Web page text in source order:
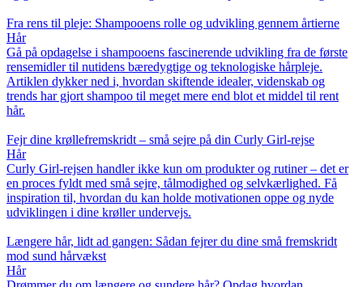
Fra rens til pleje: Shampooens rolle og udvikling gennem årtierne
Hår
Gå på opdagelse i shampooens fascinerende udvikling fra de første
rensemidler til nutidens bæredygtige og teknologiske hårpleje.
Artiklen dykker ned i, hvordan skiftende idealer, videnskab og
trends har gjort shampoo til meget mere end blot et middel til rent
hår.
Fejr dine krøllefremskridt – små sejre på din Curly Girl-rejse
Hår
Curly Girl-rejsen handler ikke kun om produkter og rutiner – det er
en proces fyldt med små sejre, tålmodighed og selvkærlighed. Få
inspiration til, hvordan du kan holde motivationen oppe og nyde
udviklingen i dine krøller undervejs.
Længere hår, lidt ad gangen: Sådan fejrer du dine små fremskridt
mod sund hårvækst
Hår